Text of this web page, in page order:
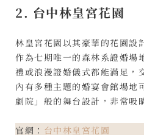
2. 台中林皇宮花園
林皇宮花園以其豪華的花園設
作為七期唯一的森林系證婚場
禮或浪漫證婚儀式都能滿足，
內有多種主題的婚宴會館場地
劇院」般的舞台設計，非常吸
官網： 台中林皇宮花園